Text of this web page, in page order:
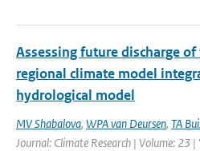
Assessing future discharge
regional climate model
hydrological model
MV Shabalova, WPA van Deursen, TA
Journal: Climate Research | Volume: 23